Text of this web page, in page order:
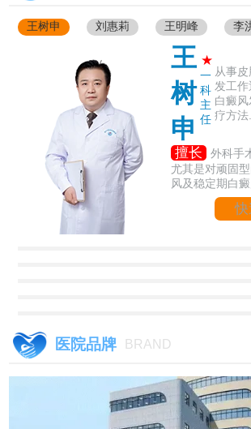
王树申 刘惠莉 王明峰 李
王
树
申
★
一
科
主
任
从事
发工
白癜
疗方法
擅长
外科手
尤其是对顽固
风及稳定期白
快
医院品牌 BRAND